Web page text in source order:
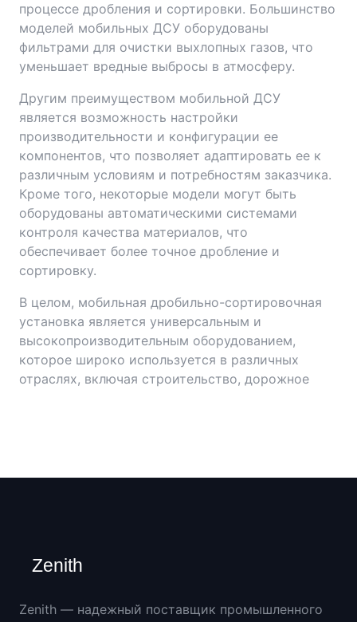
процессе дробления и сортировки. Большинство
моделей мобильных ДСУ оборудованы
фильтрами для очистки выхлопных газов, что
уменьшает вредные выбросы в атмосферу.
Другим преимуществом мобильной ДСУ
является возможность настройки
производительности и конфигурации ее
компонентов, что позволяет адаптировать ее к
различным условиям и потребностям заказчика.
Кроме того, некоторые модели могут быть
оборудованы автоматическими системами
контроля качества материалов, что
обеспечивает более точное дробление и
сортировку.
В целом, мобильная дробильно-сортировочная
установка является универсальным и
высокопроизводительным оборудованием,
которое широко используется в различных
отраслях, включая строительство, дорожное
Zenith
Zenith — надежный поставщик промышленного